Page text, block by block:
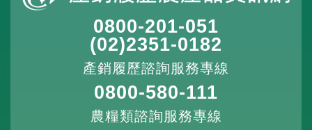
0800-201-051
(02)2351-0182
產銷履歷諮詢服務專線
0800-580-111
農糧類諮詢服務專線